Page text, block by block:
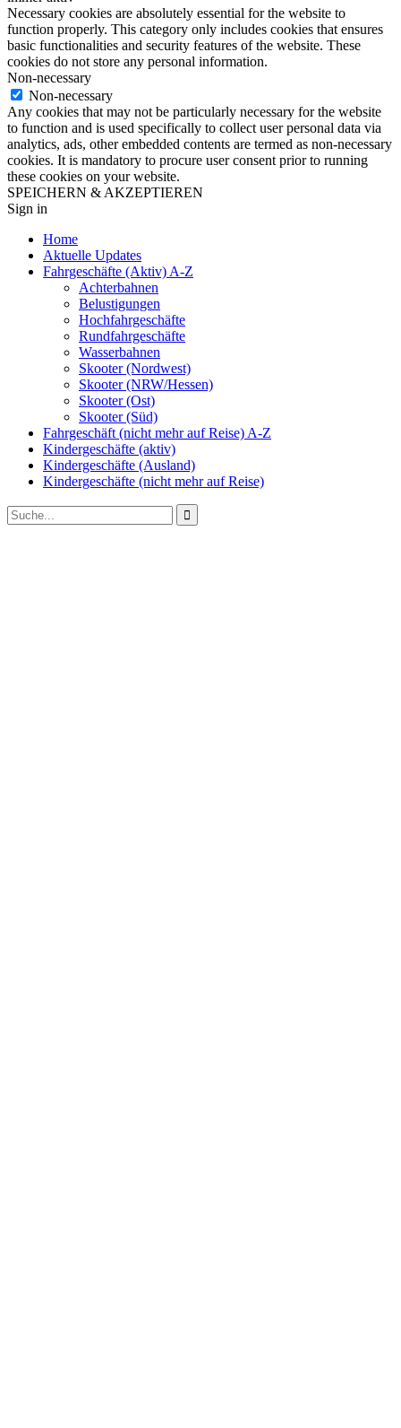
Necessary cookies are absolutely essential for the website to
function properly. This category only includes cookies that ensures
basic functionalities and security features of the website. These
cookies do not store any personal information.
Non-necessary
Non-necessary
Any cookies that may not be particularly necessary for the website
to function and is used specifically to collect user personal data via
analytics, ads, other embedded contents are termed as non-necessary
cookies. It is mandatory to procure user consent prior to running
these cookies on your website.
SPEICHERN & AKZEPTIEREN
Sign in
Home
Aktuelle Updates
Fahrgeschäfte (Aktiv) A-Z
Achterbahnen
Belustigungen
Hochfahrgeschäfte
Rundfahrgeschäfte
Wasserbahnen
Skooter (Nordwest)
Skooter (NRW/Hessen)
Skooter (Ost)
Skooter (Süd)
Fahrgeschäft (nicht mehr auf Reise) A-Z
Kindergeschäfte (aktiv)
Kindergeschäfte (Ausland)
Kindergeschäfte (nicht mehr auf Reise)